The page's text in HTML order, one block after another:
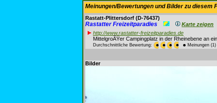
Meinungen/Bewertungen und Bilder zu diesem
Rastatt-Plittersdorf (D-76437)
Rastatter Freizeitparadies
Karte zeigen
http://www.rastatter-freizeitparadies.de
MittelgroÃŸer Campingplatz in der Rheinebene an
Durchschnittliche Bewertung: Meinungen (1)
Bilder